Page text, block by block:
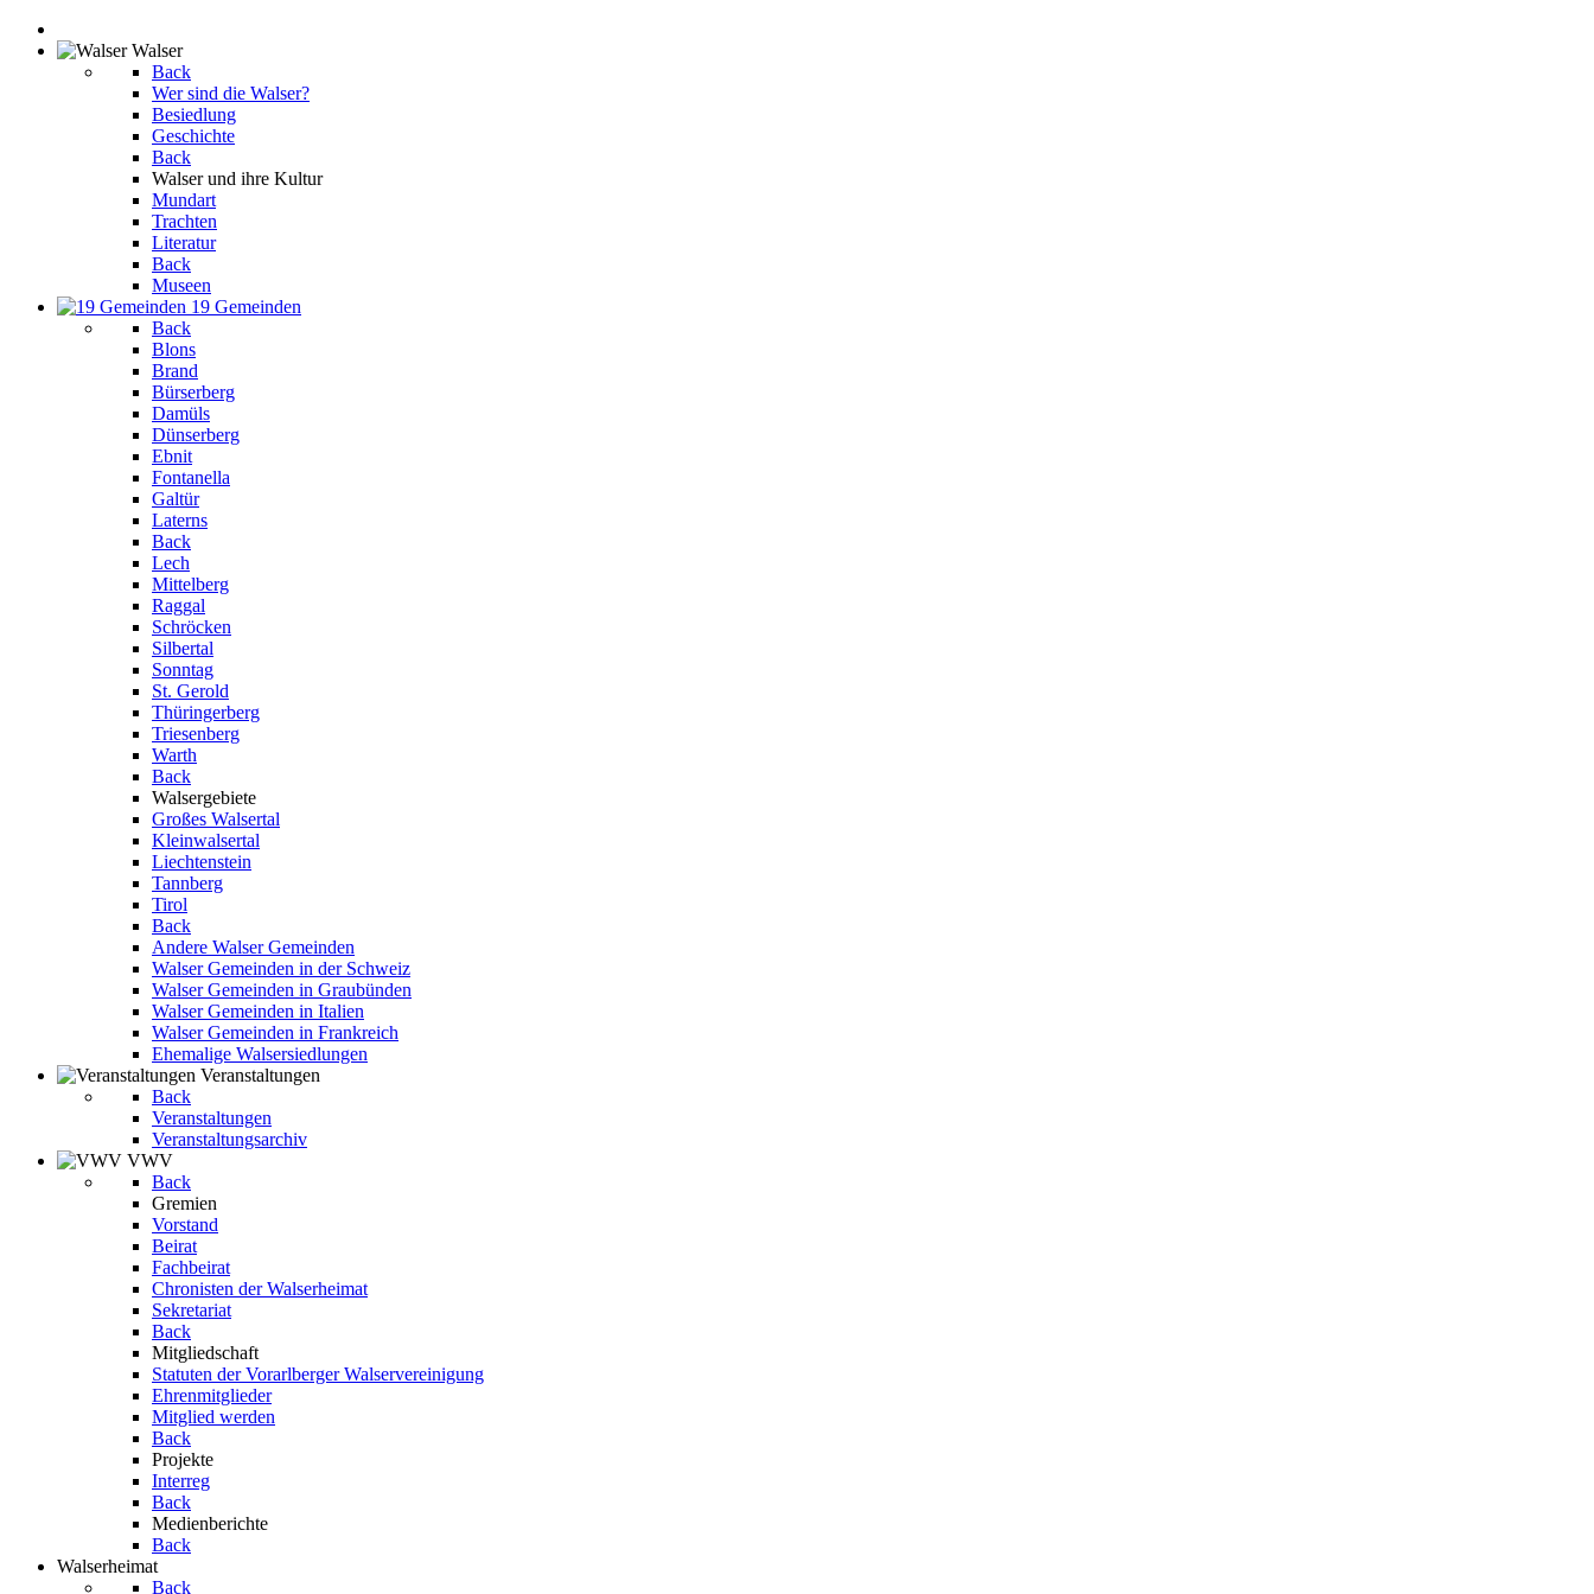
Walser
Back
Wer sind die Walser?
Besiedlung
Geschichte
Back
Walser und ihre Kultur
Mundart
Trachten
Literatur
Back
Museen
19 Gemeinden
Back
Blons
Brand
Bürserberg
Damüls
Dünserberg
Ebnit
Fontanella
Galtür
Laterns
Back
Lech
Mittelberg
Raggal
Schröcken
Silbertal
Sonntag
St. Gerold
Thüringerberg
Triesenberg
Warth
Back
Walsergebiete
Großes Walsertal
Kleinwalsertal
Liechtenstein
Tannberg
Tirol
Back
Andere Walser Gemeinden
Walser Gemeinden in der Schweiz
Walser Gemeinden in Graubünden
Walser Gemeinden in Italien
Walser Gemeinden in Frankreich
Ehemalige Walsersiedlungen
Veranstaltungen
Back
Veranstaltungen
Veranstaltungsarchiv
VWV
Back
Gremien
Vorstand
Beirat
Fachbeirat
Chronisten der Walserheimat
Sekretariat
Back
Mitgliedschaft
Statuten der Vorarlberger Walservereinigung
Ehrenmitglieder
Mitglied werden
Back
Projekte
Interreg
Back
Medienberichte
Back
Walserheimat
Back